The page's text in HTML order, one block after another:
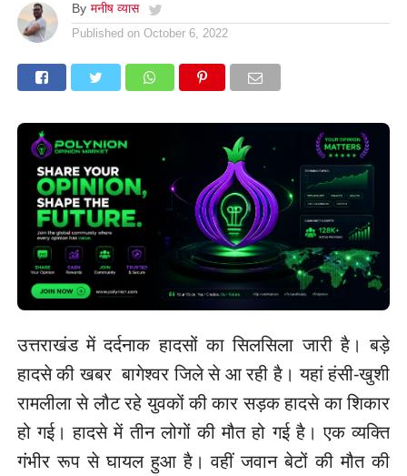
By मनीष व्यास
Published on October 6, 2022
उत्तराखंड में दर्दनाक हादसों का सिलसिला जारी है। बड़े
हादसे की खबर बागेश्वर जिले से आ रही है। यहां हंसी-खुशी
रामलीला से लौट रहे युवकों की कार सड़क हादसे का शिकार
हो गई। हादसे में तीन लोगों की मौत हो गई है। एक व्यक्ति
गंभीर रूप से घायल हुआ है। वहीं जवान बेटों की मौत की